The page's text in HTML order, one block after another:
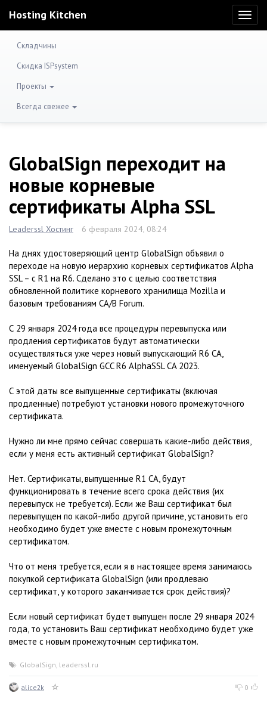
Hosting Kitchen
Складчины
Скидка ISPsystem
Проекты
Всегда свежее
GlobalSign переходит на
новые корневые
сертификаты Alpha SSL
Leaderssl Хостинг 6 февраля 2024, 08:24
На днях удостоверяющий центр GlobalSign объявил о
переходе на новую иерархию корневых сертификатов Alpha
SSL – с R1 на R6. Сделано это с целью соответствия
обновленной политике корневого хранилища Mozilla и
базовым требованиям CA/B Forum.
С 29 января 2024 года все процедуры перевыпуска или
продления сертификатов будут автоматически
осуществляться уже через новый выпускающий R6 CA,
именуемый GlobalSign GCC R6 AlphaSSL CA 2023.
С этой даты все выпущенные сертификаты (включая
продленные) потребуют установки нового промежуточного
сертификата.
Нужно ли мне прямо сейчас совершать какие-либо действия,
если у меня есть активный сертификат GlobalSign?
Нет. Сертификаты, выпущенные R1 CA, будут
функционировать в течение всего срока действия (их
перевыпуск не требуется). Если же Ваш сертификат был
перевыпущен по какой-либо другой причине, установить его
необходимо будет уже вместе с новым промежуточным
сертификатом.
Что от меня требуется, если я в настоящее время занимаюсь
покупкой сертификата GlobalSign (или продлеваю
сертификат, у которого заканчивается срок действия)?
Если новый сертификат будет выпущен после 29 января 2024
года, то установить Ваш сертификат необходимо будет уже
вместе с новым промежуточным сертификатом.
GlobalSign, leaderssl.ru
alice2k 0